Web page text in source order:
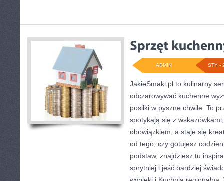
STY -
ADMIN
JakieSmaki.pl to kulinarny
odczarowywać kuchenne
posiłki w pyszne chwile. To
spotykają się z
obowiązkiem, a staje się
od tego, czy gotujesz
podstaw, znajdziesz tu
sprytniej i jeść bardziej